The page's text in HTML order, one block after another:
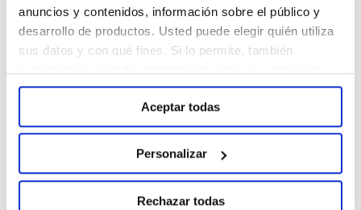
anuncios y contenidos, información sobre el público y
desarrollo de productos. Usted puede elegir quién utiliza
sus datos y con qué fines. Si lo permite, también
geográfica e identificar su dispositivo. Obtenga más
información sobre cómo se procesan sus datos
personales y establezca sus preferencias en la sección
de Personalizar. Puede cambiar o retirar su
Configuración de cookies. Para más información revise
Política de cookies
Aceptar todas
Personalizar
Rechazar todas
público. ¿Qué ocurrió? Que cuando lo
implementaron llegaron a perder la
friolera, creo que de 30 millones de
euros, precisamente por esa parte
inconsciente que aunque el usuario te
estaba diciendo oye, me gusta más
este packaging nuevo. La realidad es